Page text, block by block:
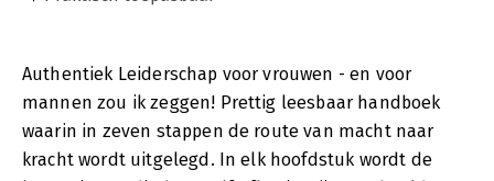
Authentiek Leiderschap voor vrouwen - en voor
mannen zou ik zeggen! Prettig leesbaar handboek
waarin in zeven stappen de route van macht naar
kracht wordt uitgelegd. In elk hoofdstuk wordt de